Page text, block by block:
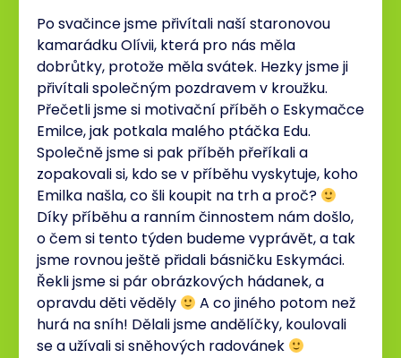
Po svačince jsme přivítali naší staronovou
kamarádku Olívii, která pro nás měla
dobrůtky, protože měla svátek. Hezky jsme ji
přivítali společným pozdravem v kroužku.
Přečetli jsme si motivační příběh o Eskymačce
Emilce, jak potkala malého ptáčka Edu.
Společně jsme si pak příběh přeříkali a
zopakovali si, kdo se v příběhu vyskytuje, koho
Emilka našla, co šli koupit na trh a proč?
Díky příběhu a ranním činnostem nám došlo,
o čem si tento týden budeme vyprávět, a tak
jsme rovnou ještě přidali básničku Eskymáci.
Řekli jsme si pár obrázkových hádanek, a
opravdu děti věděly
A co jiného potom než
hurá na sníh! Dělali jsme andělíčky, koulovali
se a užívali si sněhových radovánek